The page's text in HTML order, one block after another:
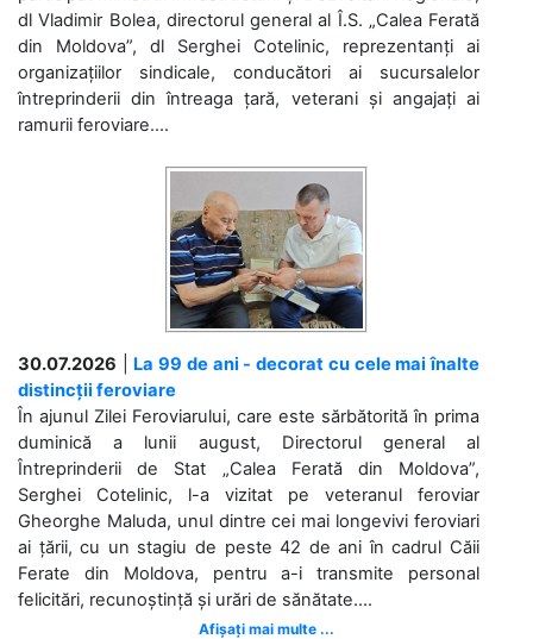
dl Vladimir Bolea, directorul general al Î.S. „Calea Ferată
din Moldova”, dl Serghei Cotelinic, reprezentanți ai
organizațiilor sindicale, conducători ai sucursalelor
întreprinderii din întreaga țară, veterani și angajați ai
ramurii feroviare....
30.07.2026
La 99 de ani - decorat cu cele mai înalte
distincții feroviare
În ajunul Zilei Feroviarului, care este sărbătorită în prima
duminică a lunii august, Directorul general al
Întreprinderii de Stat „Calea Ferată din Moldova”,
Serghei Cotelinic, l-a vizitat pe veteranul feroviar
Gheorghe Maluda, unul dintre cei mai longevivi feroviari
ai țării, cu un stagiu de peste 42 de ani în cadrul Căii
Ferate din Moldova, pentru a-i transmite personal
felicitări, recunoștință și urări de sănătate....
Afișați mai multe ...